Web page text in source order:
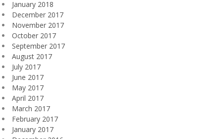
January 2018
December 2017
November 2017
October 2017
September 2017
August 2017
July 2017
June 2017
May 2017
April 2017
March 2017
February 2017
January 2017